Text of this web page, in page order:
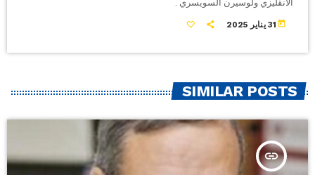
today 31 يناير 2025
SIMILAR POSTS
insert_link